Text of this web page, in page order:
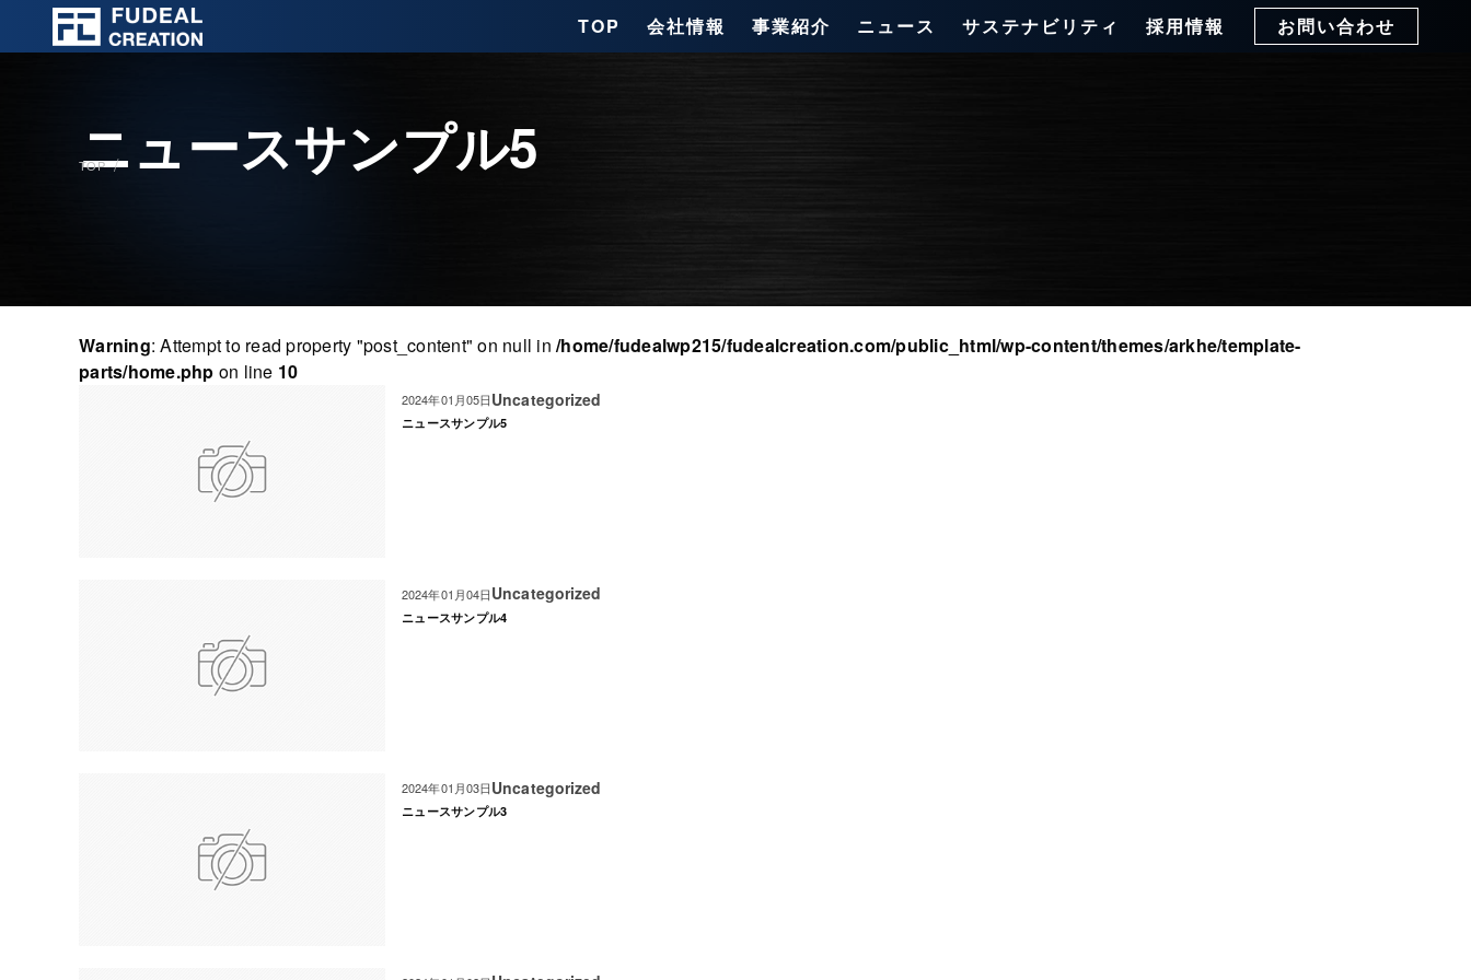
TOP 会社情報 事業紹介 ニュース サステナビリティ 採用情報 お問い合わせ
ニュースサンプル5
TOP
Warning: Attempt to read property "post_content" on null in /home/fudealwp215/fudealcreation.com/public_html/wp-content/themes/arkhe/template-
parts/home.php on line 10
ニュースサンプル5
2024年01月05日Uncategorized
ニュースサンプル4
2024年01月04日Uncategorized
ニュースサンプル3
2024年01月03日Uncategorized